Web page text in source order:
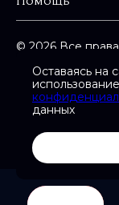
Оставаясь на
данных
© 2026 Все
Карта сайта
Сайт разработан в